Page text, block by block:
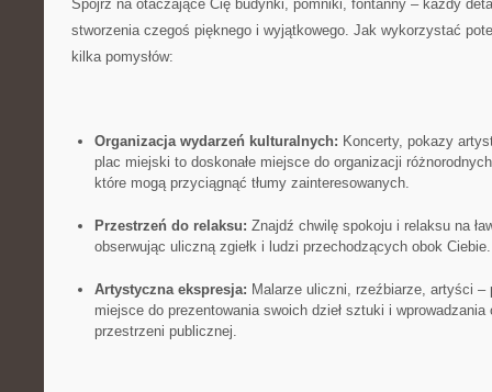
Spójrz ‌na ⁤otaczające‌ Cię budynki, pomniki, fontanny – każdy
stworzenia czegoś pięknego ‌i wyjątkowego. Jak​ wykorzystać
kilka‌ pomysłów:
Organizacja⁤ wydarzeń⁤ kulturalnych: Koncerty, pokazy
plac miejski to⁤ doskonałe miejsce​ do organizacji
które ‌mogą przyciągnąć tłumy zainteresowanych.
Przestrzeń do relaksu: ⁣Znajdź ⁣chwilę spokoju i relaksu na
obserwując uliczną⁤ zgiełk i​ ludzi przechodzących obok Ciebie.
Artystyczna ekspresja: Malarze uliczni, rzeźbiarze, artyści –
miejsce do prezentowania swoich dzieł​ sztuki i wprowadzania
przestrzeni publicznej.